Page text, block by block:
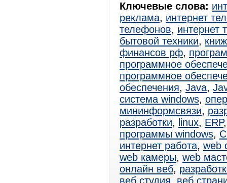
Ключевые слова:
реклама, интернет
телефонов, интернет
бытовой техники,
финансов рф,
программное
программное
обеспечения, Java,
система windows,
мининформсвязи,
разработки, linux, ERP
программы windows,
интернет работа, web
web камеры, web
онлайн веб,
веб студия, веб